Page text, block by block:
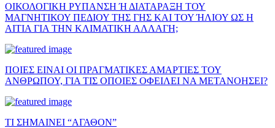
ΟΙΚΟΛΟΓΙΚΗ ΡΥΠΑΝΣΗ Ή ΔΙΑΤΑΡΑΞΗ ΤΟΥ
ΜΑΓΝΗΤΙΚΟΥ ΠΕΔΙΟΥ ΤΗΣ ΓΗΣ ΚΑΙ ΤΟΥ ΉΛΙΟΥ ΩΣ Η
ΑΙΤΙΑ ΓΙΑ ΤΗΝ ΚΛΙΜΑΤΙΚΗ ΑΛΛΑΓΗ;
ΠΟΙΕΣ ΕΙΝΑΙ ΟΙ ΠΡΑΓΜΑΤΙΚΕΣ ΑΜΑΡΤΙΕΣ ΤΟΥ
ΑΝΘΡΩΠΟΥ, ΓΙΑ ΤΙΣ ΟΠΟΙΕΣ ΟΦΕΙΛΕΙ ΝΑ ΜΕΤΑΝΟΗΣΕΙ?
ΤΙ ΣΗΜΑΙΝΕΙ “ΑΓΑΘΟΝ”